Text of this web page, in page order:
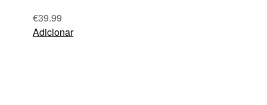
€39.99
Adicionar